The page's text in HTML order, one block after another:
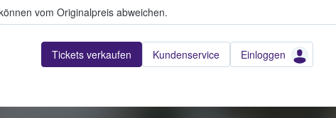
vom Originalpreis abweichen.
Tickets verkaufen Kundenservice Einloggen